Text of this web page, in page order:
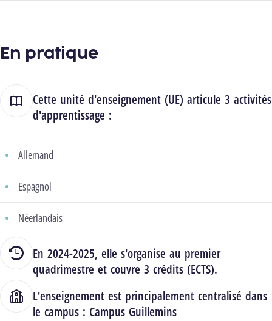
En pratique
Cette unité d'enseignement (UE) articule 3 activités
d'apprentissage :
Allemand
Espagnol
Néerlandais
En 2024-2025, elle s'organise au premier
quadrimestre et couvre 3 crédits (ECTS).
L'enseignement est principalement centralisé dans
le campus : Campus Guillemins